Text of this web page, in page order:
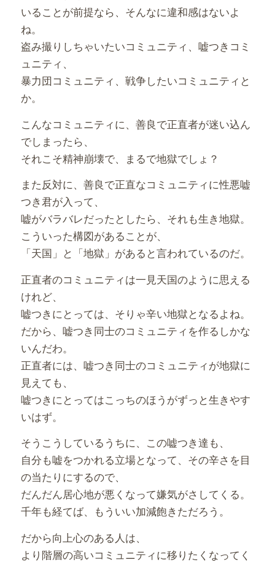
いることが前提なら、そんなに違和感はないよ
ね。
盗み撮りしちゃいたいコミュニティ、嘘つきコミ
ュニティ、
暴力団コミュニティ、戦争したいコミュニティと
か。
こんなコミュニティに、善良で正直者が迷い込ん
でしまったら、
それこそ精神崩壊で、まるで地獄でしょ？
また反対に、善良で正直なコミュニティに性悪嘘
つき君が入って、
嘘がバラバレだったとしたら、それも生き地獄。
こういった構図があることが、
「天国」と「地獄」があると言われているのだ。
正直者のコミュニティは一見天国のように思える
けれど、
嘘つきにとっては、そりゃ辛い地獄となるよね。
だから、嘘つき同士のコミュニティを作るしかな
いんだわ。
正直者には、嘘つき同士のコミュニティが地獄に
見えても、
嘘つきにとってはこっちのほうがずっと生きやす
いはず。
そうこうしているうちに、この嘘つき達も、
自分も嘘をつかれる立場となって、その辛さを目
の当たりにするので、
だんだん居心地が悪くなって嫌気がさしてくる。
千年も経てば、もういい加減飽きただろう。
だから向上心のある人は、
より階層の高いコミュニティに移りたくなってく